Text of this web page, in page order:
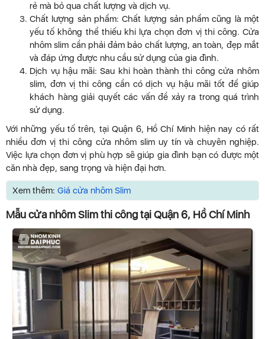
rẻ mà bỏ qua chất lượng và dịch vụ.
Chất lượng sản phẩm: Chất lượng sản phẩm cũng là một
yếu tố không thể thiếu khi lựa chọn đơn vị thi công. Cửa
nhôm slim cần phải đảm bảo chất lượng, an toàn, đẹp mắt
và đáp ứng được nhu cầu sử dụng của gia đình.
Dịch vụ hậu mãi: Sau khi hoàn thành thi công cửa nhôm
slim, đơn vị thi công cần có dịch vụ hậu mãi tốt để giúp
khách hàng giải quyết các vấn đề xảy ra trong quá trình
sử dụng.
Với những yếu tố trên, tại Quận 6, Hồ Chí Minh hiện nay có rất
nhiều đơn vị thi công cửa nhôm slim uy tín và chuyên nghiệp.
Việc lựa chọn đơn vị phù hợp sẽ giúp gia đình bạn có được một
căn nhà đẹp, sang trọng và hiện đại hơn.
Xem thêm: Giá cửa nhôm Slim
Mẫu cửa nhôm Slim thi công tại Quận 6, Hồ Chí Minh